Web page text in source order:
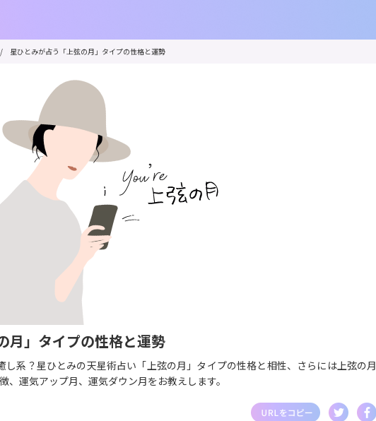
/ 星ひとみが占う「上弦の月」タイプの性格と運勢
月」タイプの性格と運勢
し系？星ひとみの天星術占い「上弦の月」タイプの性格と相性、さらには上弦の月
、運気アップ月、運気ダウン月をお教えします。